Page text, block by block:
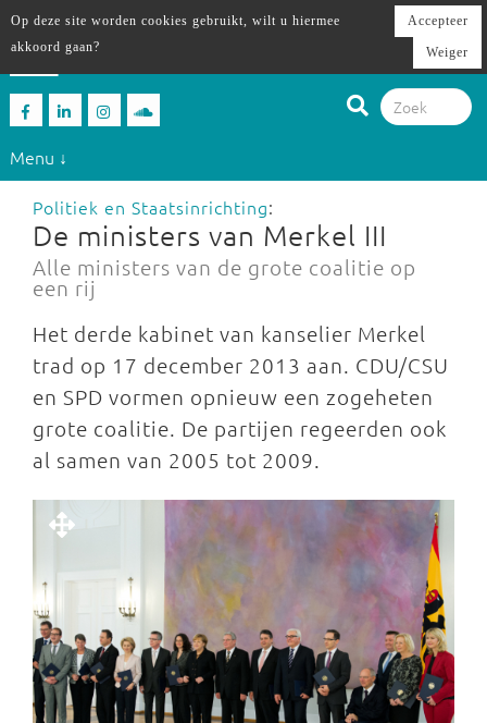
Menu ↓
Politiek en Staatsinrichting:
De ministers van Merkel III
Alle ministers van de grote coalitie op
een rij
Het derde kabinet van kanselier Merkel
trad op 17 december 2013 aan. CDU/CSU
en SPD vormen opnieuw een zogeheten
grote coalitie. De partijen regeerden ook
al samen van 2005 tot 2009.
Op deze site worden cookies gebruikt, wilt u hiermee
akkoord gaan?
Accepteer
Weiger